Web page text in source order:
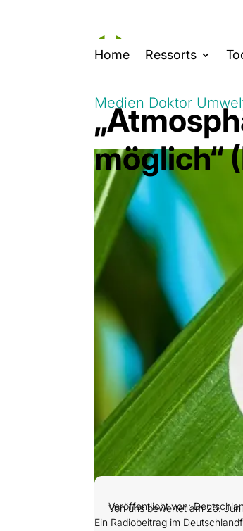
Home Ressorts
Medien Doktor
möglich“
Von uns bewertet am 25.
Veröffentlicht von:
Ein Radiobeitrag im